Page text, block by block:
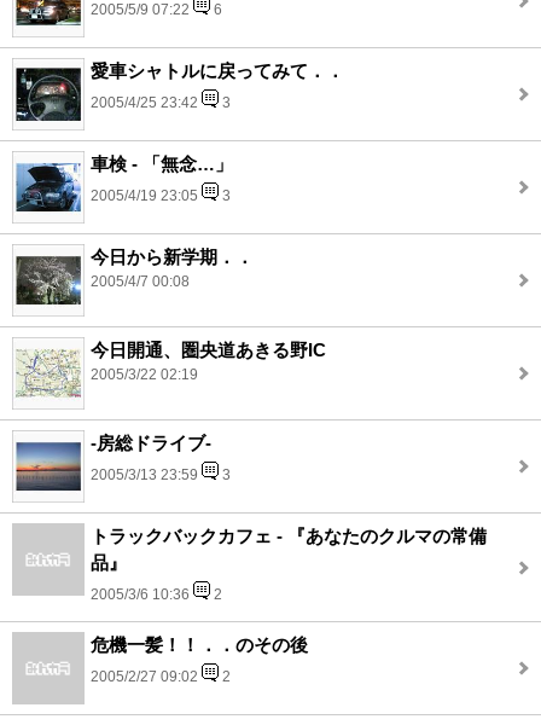
2005/5/9 07:22 6
愛車シャトルに戻ってみて．．
2005/4/25 23:42 3
車検 - 「無念…」
2005/4/19 23:05 3
今日から新学期．．
2005/4/7 00:08
今日開通、圏央道あきる野IC
2005/3/22 02:19
-房総ドライブ-
2005/3/13 23:59 3
トラックバックカフェ - 『あなたのクルマの常備
品』
2005/3/6 10:36 2
危機一髪！！．．のその後
2005/2/27 09:02 2